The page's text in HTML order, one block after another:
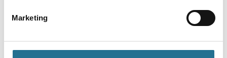
Marketing
- Rundstahl, stangenverzinkt
- Für alle Walzen mit Steckverschluss passend